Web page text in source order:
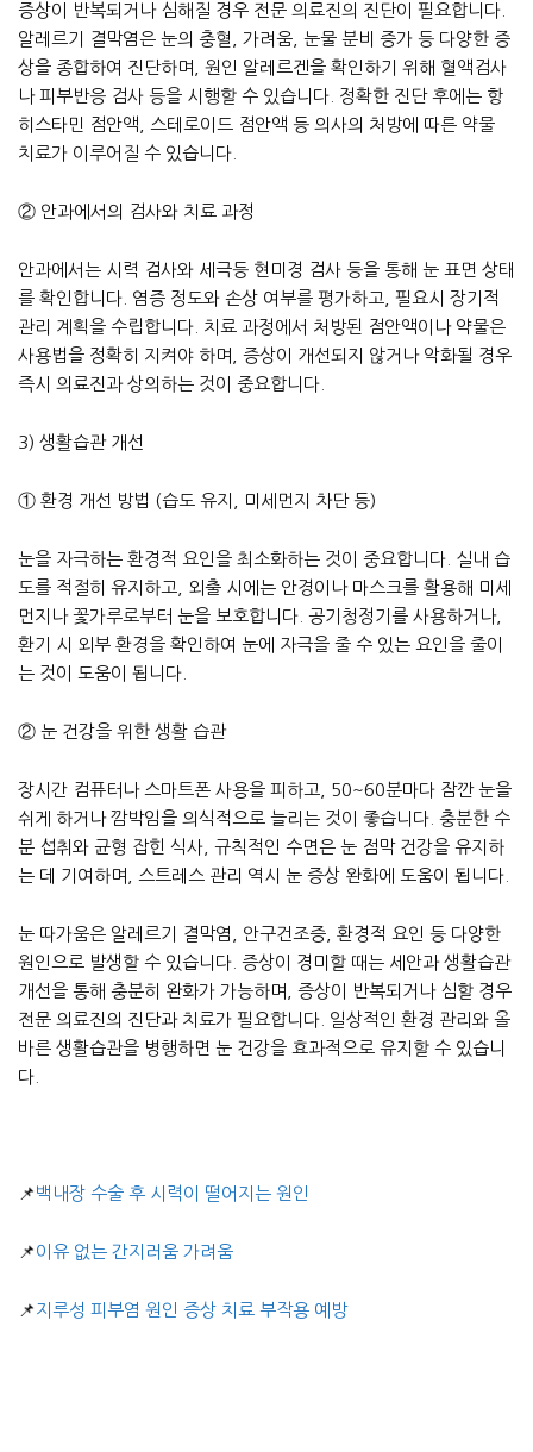
증상이 반복되거나 심해질 경우 전문 의료진의 진단이 필요합니다.
알레르기 결막염은 눈의 충혈, 가려움, 눈물 분비 증가 등 다양한 증
상을 종합하여 진단하며, 원인 알레르겐을 확인하기 위해 혈액검사
나 피부반응 검사 등을 시행할 수 있습니다. 정확한 진단 후에는 항
히스타민 점안액, 스테로이드 점안액 등 의사의 처방에 따른 약물
치료가 이루어질 수 있습니다.
② 안과에서의 검사와 치료 과정
안과에서는 시력 검사와 세극등 현미경 검사 등을 통해 눈 표면 상태
를 확인합니다. 염증 정도와 손상 여부를 평가하고, 필요시 장기적
관리 계획을 수립합니다. 치료 과정에서 처방된 점안액이나 약물은
사용법을 정확히 지켜야 하며, 증상이 개선되지 않거나 악화될 경우
즉시 의료진과 상의하는 것이 중요합니다.
3) 생활습관 개선
① 환경 개선 방법 (습도 유지, 미세먼지 차단 등)
눈을 자극하는 환경적 요인을 최소화하는 것이 중요합니다. 실내 습
도를 적절히 유지하고, 외출 시에는 안경이나 마스크를 활용해 미세
먼지나 꽃가루로부터 눈을 보호합니다. 공기청정기를 사용하거나,
환기 시 외부 환경을 확인하여 눈에 자극을 줄 수 있는 요인을 줄이
는 것이 도움이 됩니다.
② 눈 건강을 위한 생활 습관
장시간 컴퓨터나 스마트폰 사용을 피하고, 50~60분마다 잠깐 눈을
쉬게 하거나 깜박임을 의식적으로 늘리는 것이 좋습니다. 충분한 수
분 섭취와 균형 잡힌 식사, 규칙적인 수면은 눈 점막 건강을 유지하
는 데 기여하며, 스트레스 관리 역시 눈 증상 완화에 도움이 됩니다.
눈 따가움은 알레르기 결막염, 안구건조증, 환경적 요인 등 다양한
원인으로 발생할 수 있습니다. 증상이 경미할 때는 세안과 생활습관
개선을 통해 충분히 완화가 가능하며, 증상이 반복되거나 심할 경우
전문 의료진의 진단과 치료가 필요합니다. 일상적인 환경 관리와 올
바른 생활습관을 병행하면 눈 건강을 효과적으로 유지할 수 있습니
다.
📌 백내장 수술 후 시력이 떨어지는 원인
📌 이유 없는 간지러움 가려움
📌 지루성 피부염 원인 증상 치료 부작용 예방